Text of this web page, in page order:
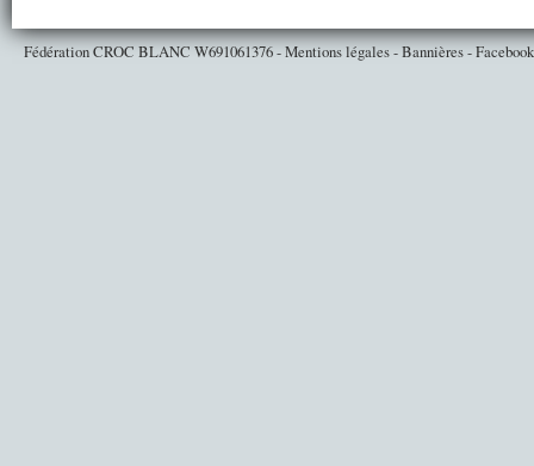
Fédération CROC BLANCW691061376-Mentions légales-Bannières-Facebook